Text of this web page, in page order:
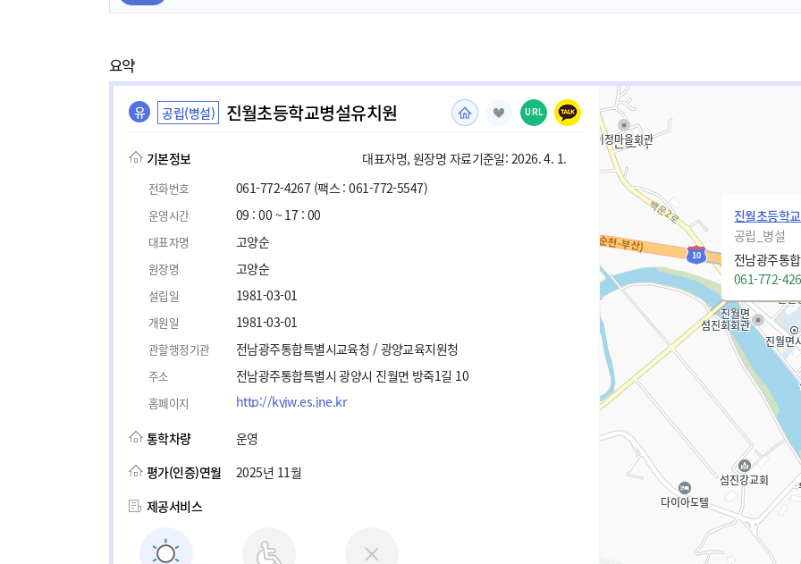
요약
유 공립(병설) 진월초등학교병설유치원 URL
기본정보 대표자명, 원장명 자료기준일: 2026. 4. 1.
전화번호 061-772-4267 (팩스 : 061-772-5547)
운영시간 09 : 00 ~ 17 : 00
대표자명 고양순
원장명 고양순
설립일 1981-03-01
개원일 1981-03-01
관할행정기관 전남광주통합특별시교육청 / 광양교육지원청
주소 전남광주통합특별시 광양시 진월면 방죽1길 10
홈페이지 http://kyjw.es.jne.kr
통학차량
운영
평가(인증)연월
2025년 11월
제공서비스
진월초등학
공립_병설
061-772-